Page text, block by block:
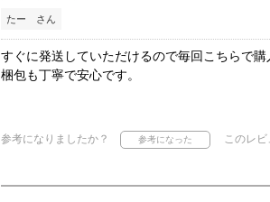
たー さん
すぐに発送していただけるので毎回こちらで購
梱包も丁寧で安心です。
参考になりましたか？ このレビ